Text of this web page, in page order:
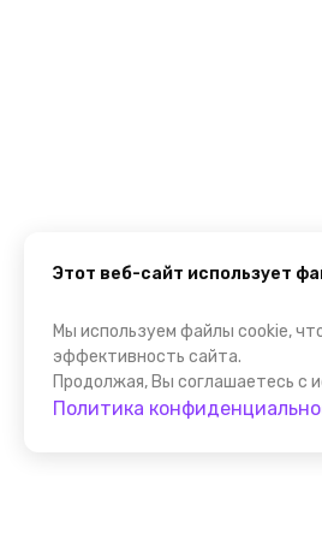
Этот веб-сайт использует
Мы используем файлы cookie,
эффективность сайта.
Продолжая, Вы соглашаетесь с
Политика